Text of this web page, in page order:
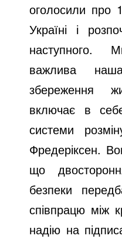
оголосили про
Україні і
наступного.
важлива
збереження
включає в
системи
Фредеріксен.
що
безпеки
співпрацю між
надію на